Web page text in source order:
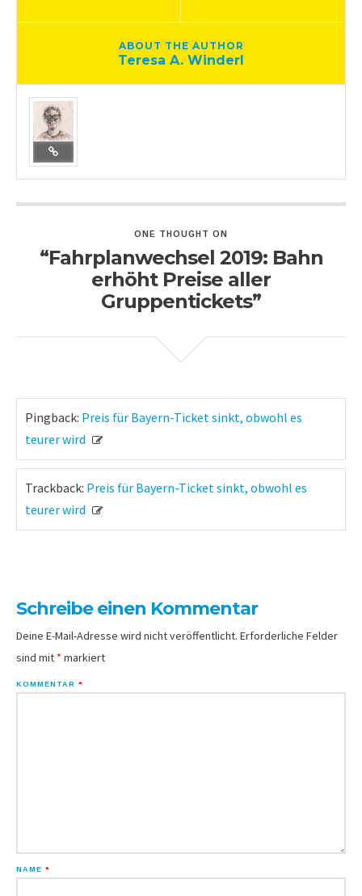
ABOUT THE AUTHOR
Teresa A. Winderl
ONE THOUGHT ON
“Fahrplanwechsel 2019: Bahn
erhöht Preise aller
Gruppentickets”
Pingback: Preis für Bayern-Ticket sinkt, obwohl es
teurer wird
Trackback: Preis für Bayern-Ticket sinkt, obwohl es
teurer wird
Schreibe einen Kommentar
Deine E-Mail-Adresse wird nicht veröffentlicht. Erforderliche Felder
sind mit * markiert
KOMMENTAR *
NAME *